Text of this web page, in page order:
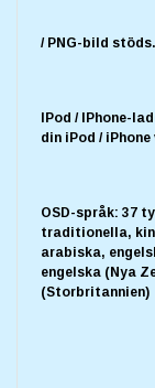
/ PNG-bild stöds.
IPod / IPhone-
din iPod /
OSD-språk: 37
traditionella,
arabiska,
engelska (Nya
(Storbritannien)